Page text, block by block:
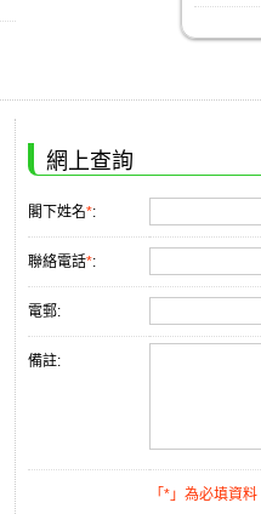
網上查詢
閣下姓名*:
聯絡電話*:
電郵:
備註:
「*」為必填資料